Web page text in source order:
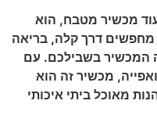
מכשיר מטבח, הוא
דרך קלה, בריאה
המכשיר בשבילכם. עם
מכשיר זה הוא
מאוכל ביתי איכותי